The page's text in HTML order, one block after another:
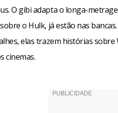
O gibi adapta o longa-
o Hulk, já estão nas
elas trazem histórias
cinemas.